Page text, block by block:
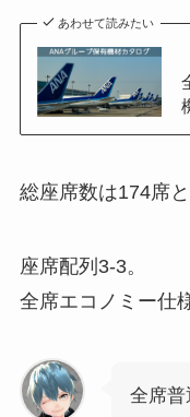
あわせて読みたい
総座席数は174席と
座席配列3-3。
全席エコノミー仕
全席普